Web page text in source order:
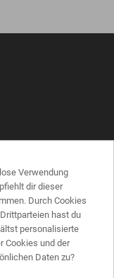
Verwendung
dir dieser
Durch Cookies
hast du
personalisierte
Cookies und der
Daten zu?